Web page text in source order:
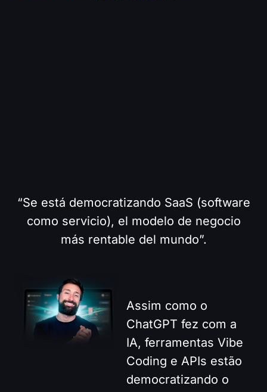
“Se está democratizando SaaS (software
como servicio), el modelo de negocio
más rentable del mundo”.
Assim como o
ChatGPT fez com a
IA, ferramentas Vibe
Coding e APIs estão
democratizando o